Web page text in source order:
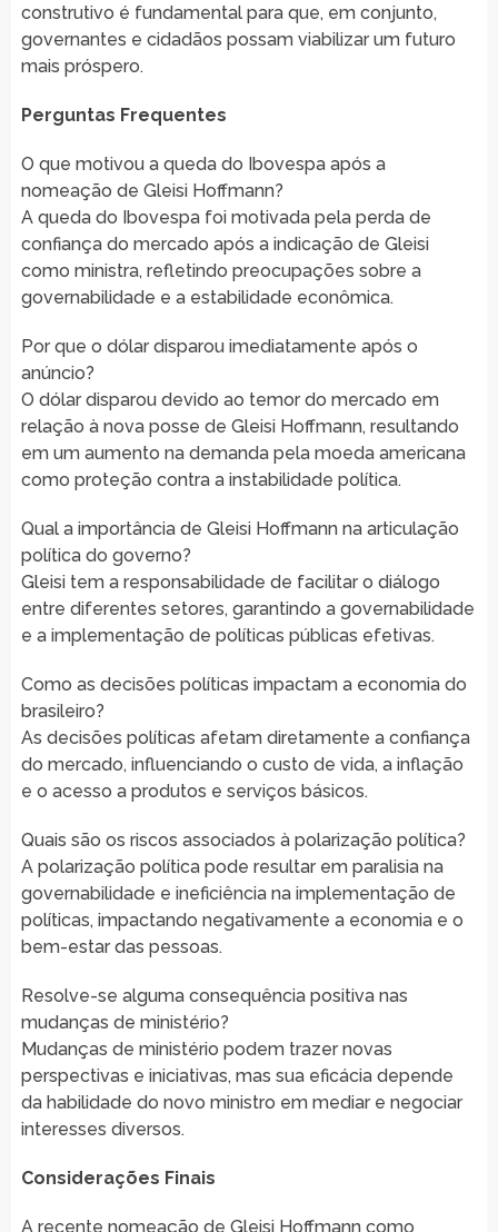
construtivo é fundamental para que, em conjunto,
governantes e cidadãos possam viabilizar um futuro
mais próspero.
Perguntas Frequentes
O que motivou a queda do Ibovespa após a
nomeação de Gleisi Hoffmann?
A queda do Ibovespa foi motivada pela perda de
confiança do mercado após a indicação de Gleisi
como ministra, refletindo preocupações sobre a
governabilidade e a estabilidade econômica.
Por que o dólar disparou imediatamente após o
anúncio?
O dólar disparou devido ao temor do mercado em
relação à nova posse de Gleisi Hoffmann, resultando
em um aumento na demanda pela moeda americana
como proteção contra a instabilidade política.
Qual a importância de Gleisi Hoffmann na articulação
política do governo?
Gleisi tem a responsabilidade de facilitar o diálogo
entre diferentes setores, garantindo a governabilidade
e a implementação de políticas públicas efetivas.
Como as decisões políticas impactam a economia do
brasileiro?
As decisões políticas afetam diretamente a confiança
do mercado, influenciando o custo de vida, a inflação
e o acesso a produtos e serviços básicos.
Quais são os riscos associados à polarização política?
A polarização política pode resultar em paralisia na
governabilidade e ineficiência na implementação de
políticas, impactando negativamente a economia e o
bem-estar das pessoas.
Resolve-se alguma consequência positiva nas
mudanças de ministério?
Mudanças de ministério podem trazer novas
perspectivas e iniciativas, mas sua eficácia depende
da habilidade do novo ministro em mediar e negociar
interesses diversos.
Considerações Finais
A recente nomeação de Gleisi Hoffmann como